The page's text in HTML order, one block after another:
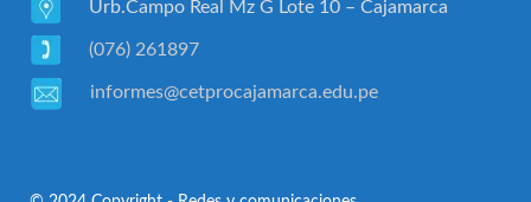
Urb.Campo Real Mz G Lote 10 – Cajamarca
(076) 261897
informes@cetprocajamarca.edu.pe